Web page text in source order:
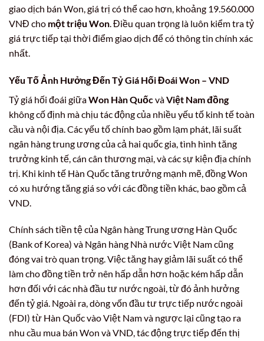
giao dịch bán Won, giá trị có thể cao hơn, khoảng 19.560.000
VNĐ cho một triệu Won. Điều quan trọng là luôn kiểm tra tỷ
giá trực tiếp tại thời điểm giao dịch để có thông tin chính xác
nhất.
Yếu Tố Ảnh Hưởng Đến Tỷ Giá Hối Đoái Won – VND
Tỷ giá hối đoái giữaWon Hàn QuốcvàViệt Nam đồng
không cố định mà chịu tác động của nhiều yếu tố kinh tế toàn
cầu và nội địa. Các yếu tố chính bao gồm lạm phát, lãi suất
ngân hàng trung ương của cả hai quốc gia, tình hình tăng
trưởng kinh tế, cán cân thương mại, và các sự kiện địa chính
trị. Khi kinh tế Hàn Quốc tăng trưởng mạnh mẽ, đồng Won
có xu hướng tăng giá so với các đồng tiền khác, bao gồm cả
VND.
Chính sách tiền tệ của Ngân hàng Trung ương Hàn Quốc
(Bank of Korea) và Ngân hàng Nhà nước Việt Nam cũng
đóng vai trò quan trọng. Việc tăng hay giảm lãi suất có thể
làm cho đồng tiền trở nên hấp dẫn hơn hoặc kém hấp dẫn
hơn đối với các nhà đầu tư nước ngoài, từ đó ảnh hưởng
đến tỷ giá. Ngoài ra, dòng vốn đầu tư trực tiếp nước ngoài
(FDI) từ Hàn Quốc vào Việt Nam và ngược lại cũng tạo ra
nhu cầu mua bán Won và VND, tác động trực tiếp đến thị